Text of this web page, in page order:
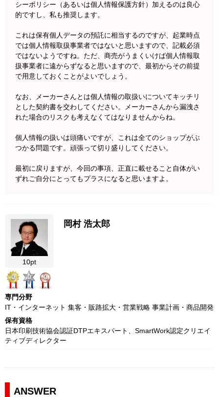
シーポリシー（あるいは個人情報保護方針）加えるのは良心
的ですし、私も推奨します。
これは保有個人データの預託に相当するのですが、起業時点
では個人情報取扱事業者ではないと思いますので、記載必須
ではないようですね。ただ、商売がうまくいけば個人情報取
扱事業者に遠からずなると思いますので、最初からその前提
で用意しておくことがよいでしょう。
なお、メーカーさんとは個人情報の取扱いについてキッチリ
とした契約書を交わしてください。メーカーさんから漏洩さ
れた場合のリスクも考えなくてはなりませんからね。
個人情報の扱いは頭痛いですが、これは全てのショップがぶ
つかる問題です。頑張って切り盛りしてください。
最初に戻りますが、今回の事項、正直に載せること自体がい
ずれご自分にとってもプラスになると思いますよ。
10pt
0
0 0
岡村 浩太郎
専門分野
IT・インターネット 集客・販路拡大・営業戦略 事業計画・商品開発
保有資格
日本印刷技術協会認証DTPエキスパート、SmartWork認定クリエイ
ティブディレクター
ANSWER